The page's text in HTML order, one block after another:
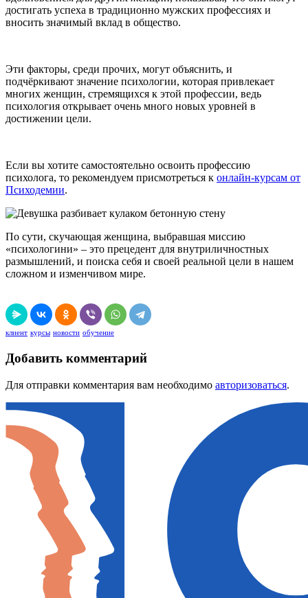
достигать успеха в традиционно мужских профессиях и
вносить значимый вклад в общество.
Эти факторы, среди прочих, могут объяснить, и
подчёркивают значение психологии, которая привлекает
многих женщин, стремящихся к этой профессии, ведь
психология открывает очень много новых уровней в
достижении цели.
Если вы хотите самостоятельно освоить профессию
психолога, то рекомендуем присмотреться к онлайн-курсам от
Психодемии.
По сути, скучающая женщина, выбравшая миссию
«психологини» – это прецедент для внутриличностных
размышлений, и поиска себя и своей реальной цели в нашем
сложном и изменчивом мире.
клиент курсы новости обучение
Добавить комментарий
Для отправки комментария вам необходимо авторизоваться.